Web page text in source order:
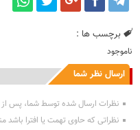
برچسب ها :
ناموجود
ارسال نظر شما
نظرات ارسال شده توسط شما، پس
نظراتی که حاوی تهمت یا افترا باشد